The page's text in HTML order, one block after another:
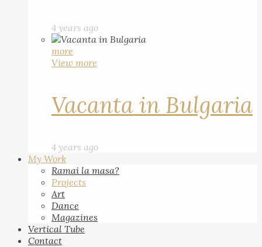
4 years ago
more
View more
Vacanta in Bulgaria
4 years ago
My Work
Ramai la masa?
Projects
Art
Dance
Magazines
Vertical Tube
Contact